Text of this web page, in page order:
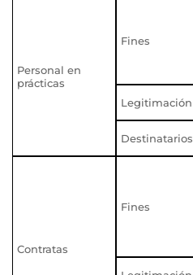
Personal en
prácticas
Fines
Legitimación
Destinatarios
Contratas
Fines